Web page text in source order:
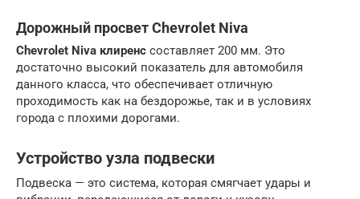
Дорожный просвет Chevrolet Niva
Chevrolet Niva клиренс составляет 200 мм. Это
достаточно высокий показатель для автомобиля
данного класса, что обеспечивает отличную
проходимость как на бездорожье, так и в условиях
города с плохими дорогами.
Устройство узла подвески
Подвеска — это система, которая смягчает удары и